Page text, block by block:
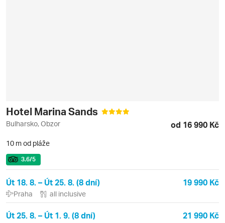
Hotel Marina Sands
Bulharsko, Obzor od 16 990 Kč
10 m od pláže
3.6/5
Út 18. 8. – Út 25. 8. (8 dní) 19 990 Kč
Praha all inclusive
Út 25. 8. – Út 1. 9. (8 dní) 21 990 Kč